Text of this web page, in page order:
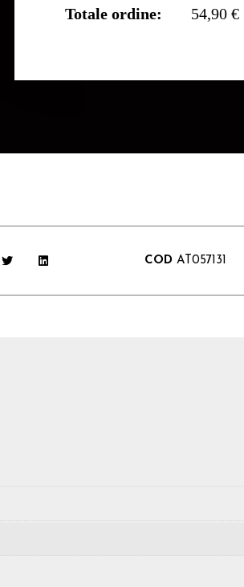
Totale ordine:
54,90 €
COD AT057131